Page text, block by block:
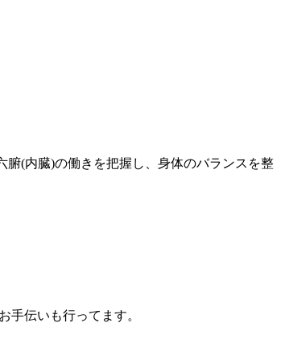
(内臓)の働きを把握し、身体のバランスを整
手伝いも行ってます。